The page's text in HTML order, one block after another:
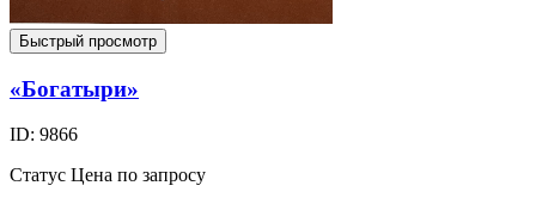
Быстрый просмотр
«Богатыри»
ID: 9866
Статус Цена по запросу